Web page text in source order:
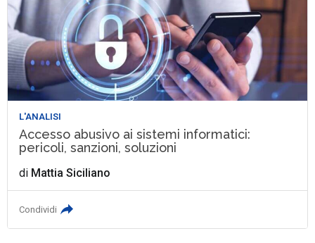
L'ANALISI
Accesso abusivo ai sistemi informatici:
pericoli, sanzioni, soluzioni
di Mattia Siciliano
Condividi